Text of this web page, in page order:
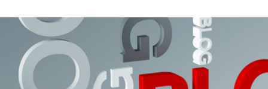
Domínios Blog Suporte